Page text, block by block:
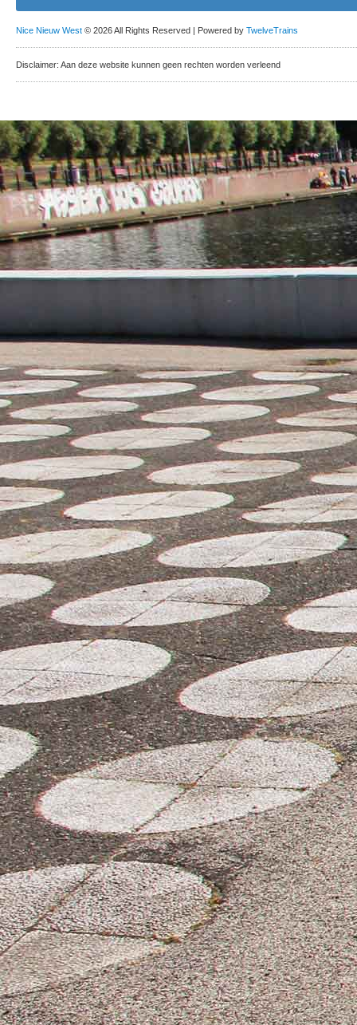
Nice Nieuw West © 2026 All Rights Reserved | Powered by TwelveTrains
Disclaimer: Aan deze website kunnen geen rechten worden verleend